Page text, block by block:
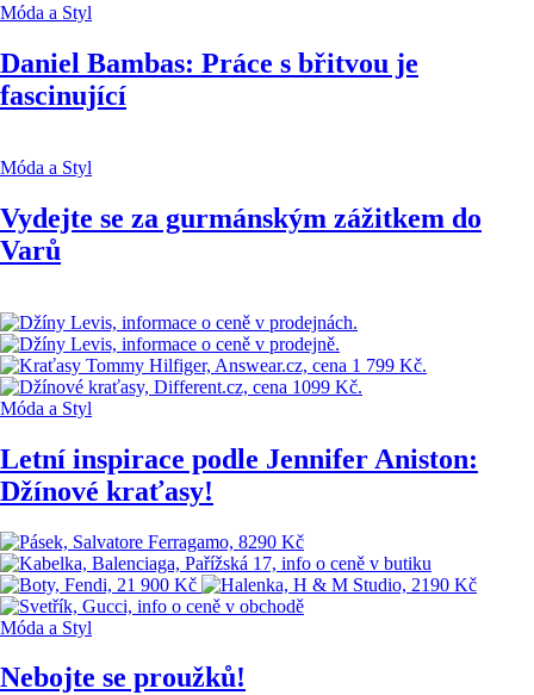
Móda a Styl
Daniel Bambas: Práce s břitvou je
fascinující
Móda a Styl
Vydejte se za gurmánským zážitkem do
Varů
Móda a Styl
Letní inspirace podle Jennifer Aniston:
Džínové kraťasy!
Móda a Styl
Nebojte se proužků!